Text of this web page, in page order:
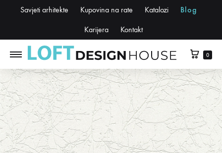
Savjeti arhitekte Kupovina na rate Katalozi Blog
Karijera Kontakt
0